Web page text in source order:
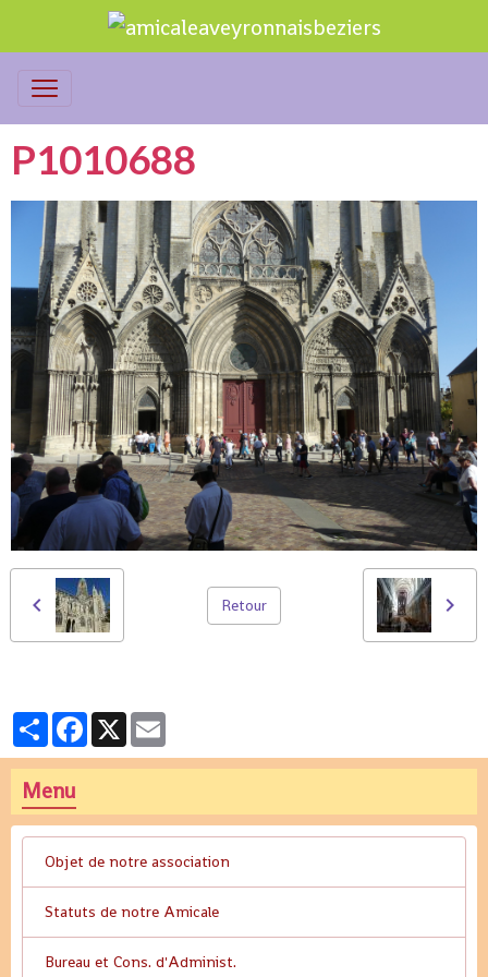
P1010688
Retour
PartagerFacebook
X
Menu
Objet de notre association
Statuts de notre Amicale
Bureau et Cons. d'Administ.